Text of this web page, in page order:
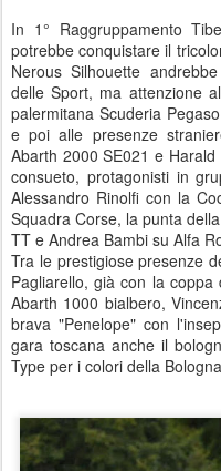
In 1° Raggruppamento
potrebbe conquistare il
Nerous Silhouette
delle Sport, ma attenzione
palermitana Scuderia
e poi alle presenze
Abarth 2000 SE021 e
consueto, protagonisti in
Alessandro Rinolfi con la
Squadra Corse, la punta
TT e Andrea Bambi su Alfa
Tra le prestigiose presenze
Pagliarello, già con la
Abarth 1000 bialbero,
brava "Penelope" con
gara toscana anche il
Type per i colori della